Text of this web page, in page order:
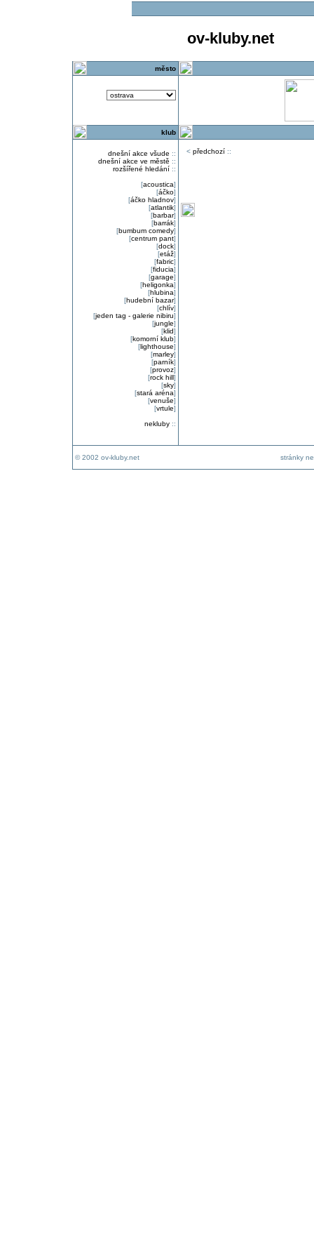
ov-kluby.net
město
klub
dnešní akce všude ::
dnešní akce ve městě ::
rozšířené hledání::
[acoustica]
[áčko]
[áčko hladnov]
[atlantik]
[barbar]
[barrák]
[bumbum comedy]
[centrum pant]
[dock]
[etáž]
[fabric]
[fiducia]
[garage]
[heligonka]
[hlubina]
[hudební bazar]
[chlív]
[jeden tag - galerie nibiru]
[jungle]
[klid]
[komorní klub]
[lighthouse]
[marley]
[parník]
[provoz]
[rock hill]
[sky]
[stará aréna]
[venuše]
[vrtule]
nekluby::
< předchozí::
© 2002 ov-kluby.net stránky